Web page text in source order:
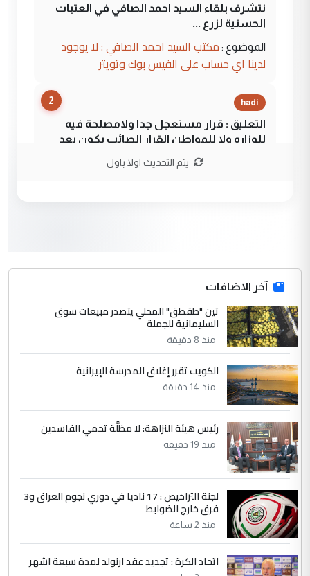
نتشرف بلقاء السيد احمد الصافي في العتبات
الحسنية لزرع ...
الموضوع : مكتب السيد احمد الصافي : لا يوجود
لدينا اي حساب على الفيس بوك وتويتر
2 hadi
التعليق : قرار مستعجل جدا ولامصلحة فيه
للوزاره ولا للمواطن القرار الصائب يكون بعد
جنسية الرافد الثالث للعراق ومن اصول عريقة
ابا فرات ...
الموضوع :
الجواهري يرد على صدام حسين سل
مضجعيك يابن الزنا (نص كامل)
سردار
التعليق : واحد من عصابة علي ماما يسقط
جنسية الرافد الثالث للعراق ومن اصول عريقة
الموضوع :
الجواهري يرد على صدام حسين سل
مضجعيك يابن الزنا (نص كامل)
5 حيدر عاشور
التعليق : تحياتي لك استاذ حامدتركان. كلام
دقيق ومسؤول؛ فالاستثمار الحقيقي للإنسان
وثروات البلد يعتمد على الكفاءة ...
الموضوع :
بين الإهمال واغتصاب الأرض.. بلاد
يتم التحديث اولا باول
آخر الاضافات
تين "طقطق" المحلي يتصدر مبيعات سوق
السليمانية للجملة
منذ 8 دقيقة
الكويت تقرر إغلاق المدرسة الإيرانية
منذ 14 دقيقة
رئيس هيئة النزاهة: لا مظلَّة تحمي الفاسدين
منذ 19 دقيقة
لجنة التراخيص : 17 ناديا في دوري نجوم العراق و3
فرق خارج الضوابط
منذ 2 ساعة
اتحاد الكرة : تجديد عقد ارنولد لمدة سبعة اشهر